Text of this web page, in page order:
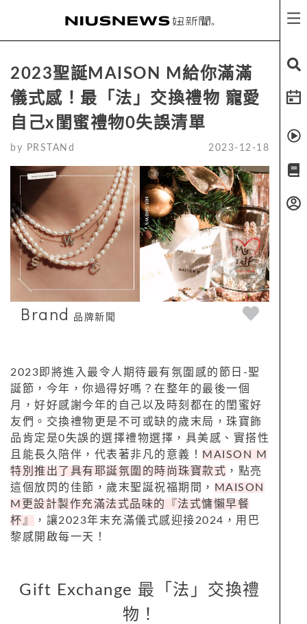
2023聖誕MAISON M給你滿滿
儀式感！最「法」交換禮物 寵愛
自己x閨蜜禮物0失誤清單
by PRSTANd 2023-12-18
Brand 品牌新聞
2023即將進入最令人期待最有氛圍感的節日-聖
誕節，今年，你過得好嗎？在整年的最後一個
月，好好感謝今年的自己以及時刻都在的閨蜜好
友們。交換禮物更是不可或缺的歲末局，珠寶飾
品肯定是0失誤的選擇禮物選擇，具美感、實搭性
且能長久陪伴，代表著非凡的意義！
MAISON M
特別推出了具有耶誕氛圍的時尚珠寶款式 ，點亮
這個放閃的佳節，歲末聖誕祝福期間，
MAISON
M更設計製作充滿法式品味的『法式慵懶早餐
杯』
，讓2023年末充滿儀式感迎接2024，用巴
黎感開啟每一天！
Gift Exchange 最「法」交換禮
物！